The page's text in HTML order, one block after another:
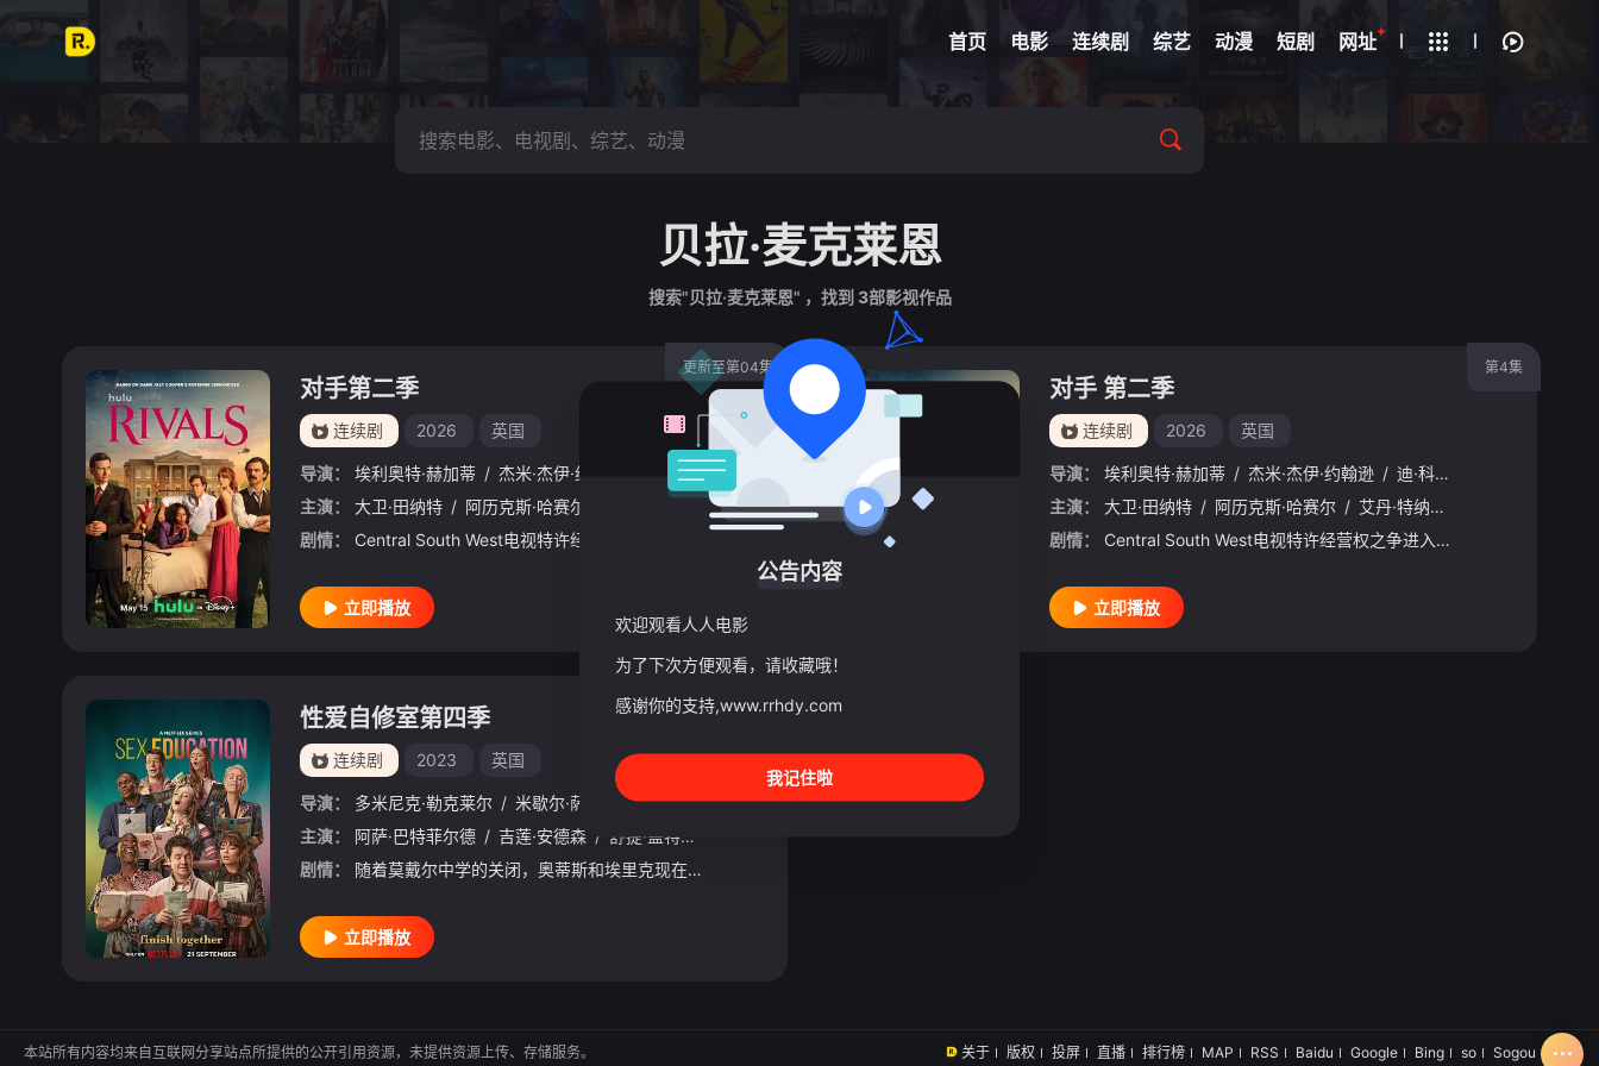
首页 电影 连续剧 综艺 动漫 短剧 网址+
网球 脑洞悬疑
贝拉·麦克莱恩
搜索"贝拉·麦克莱恩" ，找到 3部影视作品
更新至第04集
对手第二季
连续剧 2026 英国
导演： 埃利奥特·赫加蒂 / 杰米·杰伊·约翰逊
迪·科庞·奥莱利
主演：
大卫·田纳特 / 阿历克斯·哈赛尔 娜菲萨·威廉姆斯 / 贝拉·麦克莱恩 凯瑟琳·帕金森 / 丹尼·戴尔 / 维多莉亚·斯莫费特 / 克莱尔·拉什布鲁克
剧情：
立即播放
第4集
对手 第二季
连续剧 2026 英国
导演： 埃利奥特·赫加蒂 / 杰米·杰伊·约翰逊 / 迪·科庞·奥莱利
主演：
大卫·田纳特 / 阿历克斯·哈赛尔 / 艾丹·特纳 /
剧情：
Central South West电视特许经营权之争进入白热化阶段，Corinium与Venturer之间的战争正迈入危险新阶段。Tony Baddingham比以往更加冷酷无情，他决心将对手逐个击
立即播放
性爱自修室第四季
连续剧 2023 英国
导演： 多米尼克·勒克莱尔 / 米歇尔·萨维尔 / 艾丽莎·麦克克莱兰
主演：
阿萨·巴特菲尔德 / 吉莲·安德森 / 舒提·盖特瓦
剧情：
随着莫戴尔中学的关闭，奥蒂斯和埃里克现在面临着新的挑战 — 迎接他们在卡文迪什第六学院的第一天。奥蒂斯担心能否成功建立新诊所，而埃里克则祈祷他们不会再次成为失败者。但对所有莫戴尔中学的学生来说，卡文迪
立即播放
关于 版权 投屏 直播 排行榜 MAP RSS Baidu Google Bing so Sogou SM
本站所有内容均来自互联网分享站点所提供的公开引用资源，未提供资源上传、存储服务。
公告内容
欢迎观看人人电影
为了下次方便观看，请收藏哦！
感谢你的支持,www.rrhdy.com
我记住啦